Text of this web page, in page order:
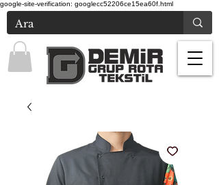
google-site-verification: googlecc52206ce15ea60f.html